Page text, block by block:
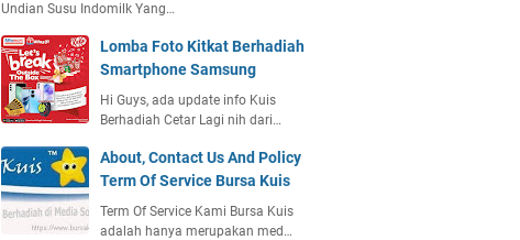
Undian Susu Indomilk Yang…
Lomba Foto Kitkat Berhadiah
Smartphone Samsung
Hi Guys, ada update info Kuis
Berhadiah Cetar Lagi nih dari…
About, Contact Us And Policy
Term Of Service Bursa Kuis
Term Of Service Kami Bursa Kuis
adalah hanya merupakan med…